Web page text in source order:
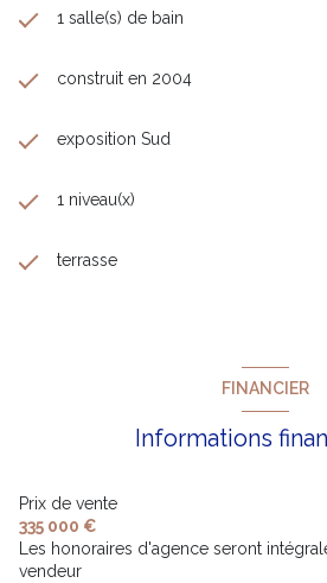
1 salle(s) de bain
construit en 2004
exposition Sud
1 niveau(x)
terrasse
FINANCIER
Informations
Prix de vente
335 000 €
Les honoraires d'agence seront
vendeur